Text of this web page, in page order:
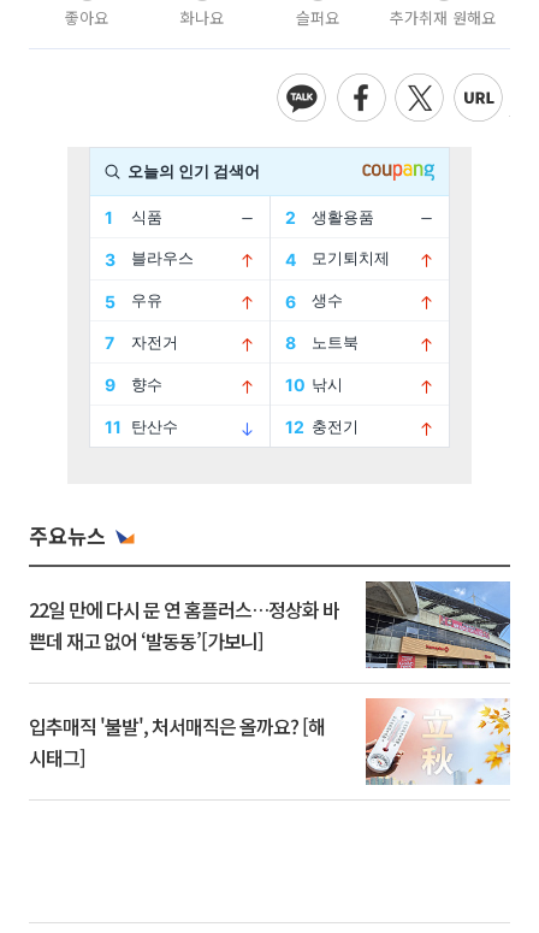
좋아요 화나요 슬퍼요 추가취재 원해요
주요뉴스
22일 만에 다시 문 연 홈플러스…정상화 바
쁜데 재고 없어 ‘발동동’[가보니]
입추매직 '불발', 처서매직은 올까요? [해
시태그]